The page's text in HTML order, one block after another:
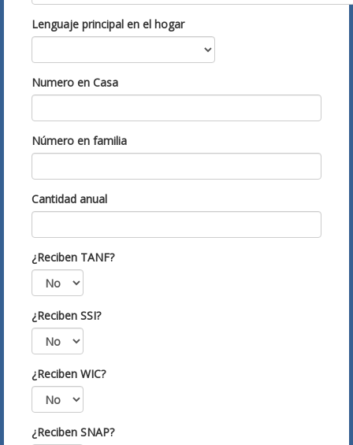
Lenguaje principal en el hogar
Numero en Casa
Número en familia
Cantidad anual
¿Reciben TANF?
¿Reciben SSI?
¿Reciben WIC?
¿Reciben SNAP?